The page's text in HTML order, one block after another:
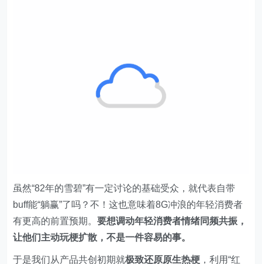
虽然“82年的雪碧”有一定讨论的基础受众，就代表自带
buff能“躺赢”了吗？不！这也意味着8G冲浪的年轻消费者
有更高的前置预期。要想调动年轻消费者情绪同频共振，
让他们主动玩梗扩散，不是一件容易的事。
于是我们从产品共创初期就极致还原原生热梗 ，利用“红